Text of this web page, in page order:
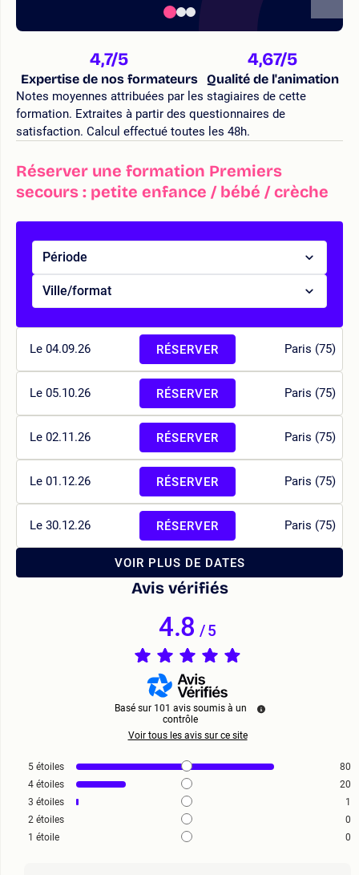
4,7/5
Expertise de nos formateurs
4,67/5
Qualité de l'animation
Notes moyennes attribuées par les stagiaires de cette
formation. Extraites à partir des questionnaires de
satisfaction. Calcul effectué toutes les 48h.
Réserver une formation Premiers
secours : petite enfance / bébé / crèche
Période
Ville/format
Le 04.09.26 Paris (75)
RÉSERVER
Le 05.10.26 Paris (75)
RÉSERVER
Le 02.11.26 Paris (75)
RÉSERVER
Le 01.12.26 Paris (75)
RÉSERVER
Le 30.12.26 Paris (75)
RÉSERVER
VOIR PLUS DE DATES
Avis vérifiés
4.8/5
Basé sur 101 avis soumis à un
contrôle
Voir tous les avis sur ce site
5 étoiles
80
4 étoiles
20
3 étoiles
1
2 étoiles
0
1 étoile 0